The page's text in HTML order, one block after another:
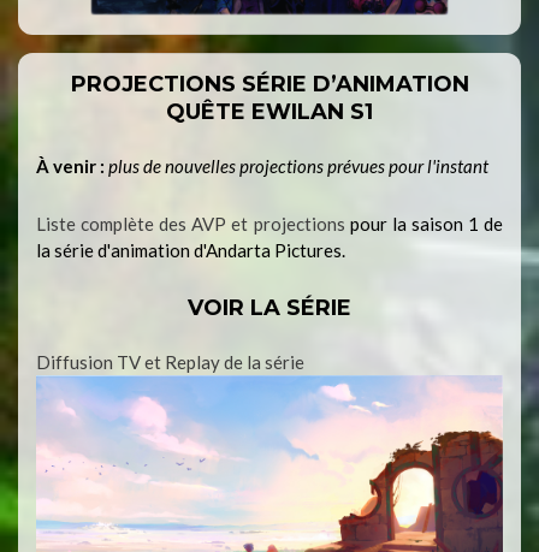
PROJECTIONS SÉRIE D’ANIMATION
QUÊTE EWILAN S1
À venir : plus de nouvelles projections prévues pour l'instant
Liste complète des AVP et projections pour la saison 1 de
la série d'animation d'Andarta Pictures.
VOIR LA SÉRIE
Diffusion TV et Replay de la série